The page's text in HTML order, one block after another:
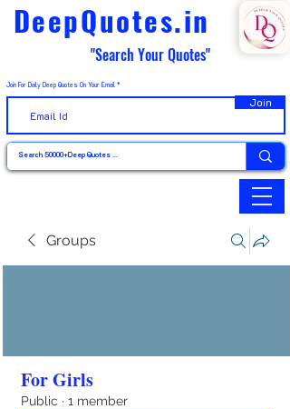
DeepQuotes.in
"Search Your Quotes"
Join For Daily Deep Quotes On Your Email
Join
Groups
For Girls
Public · 1 member